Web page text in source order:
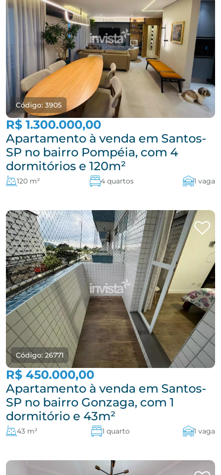
Código: 3905
R$ 1.300.000,00
Apartamento à venda em Santos-
SP no bairro Pompéia, com 4
dormitórios e 120m²
120 m² 4 quartos 1 vaga
Código: 26771
R$ 450.000,00
Apartamento à venda em Santos-
SP no bairro Gonzaga, com 1
dormitório e 43m²
43 m² 1 quarto 1 vaga